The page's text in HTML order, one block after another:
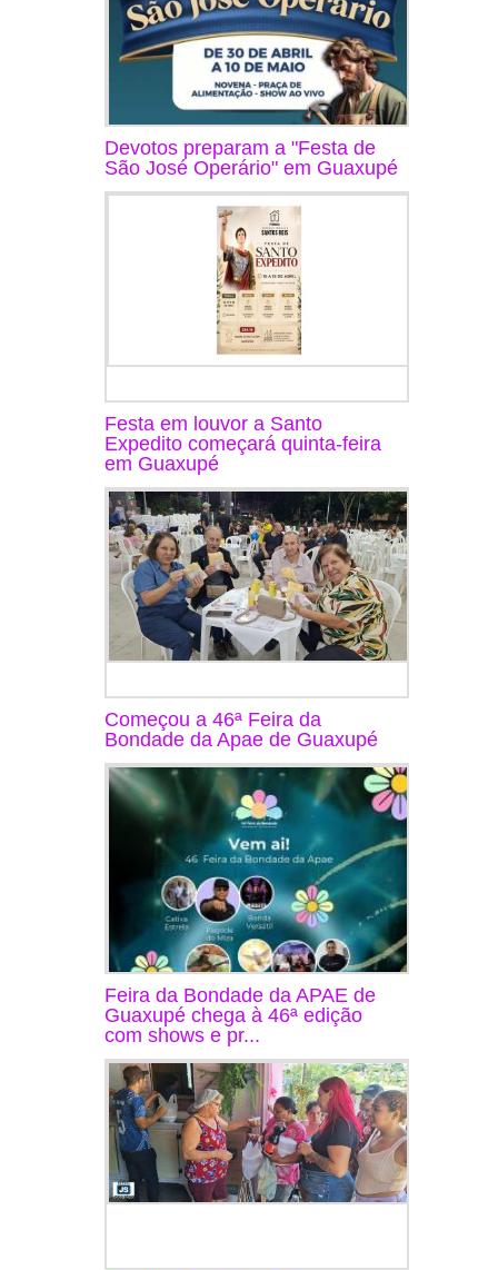
Devotos preparam a "Festa de
São José Operário" em Guaxupé
Festa em louvor a Santo
Expedito começará quinta-feira
em Guaxupé
Começou a 46ª Feira da
Bondade da Apae de Guaxupé
Feira da Bondade da APAE de
Guaxupé chega à 46ª edição
com shows e pr...